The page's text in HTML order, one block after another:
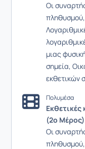
Οι
πληθυσμού,
μιας
σημεία,
εκθετικών
Πολυμέσα
Εκθετικές
(2ο Μέρος)
Οι
πληθυσμού,